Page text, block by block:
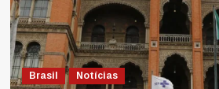
Brasil Notícias